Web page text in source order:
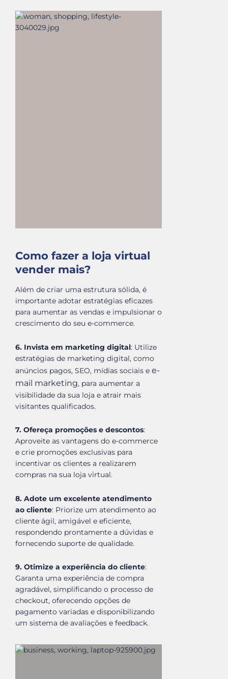
Como fazer a loja virtual
vender mais?
Além de criar uma estrutura sólida, é
importante adotar estratégias eficazes
para aumentar as vendas e impulsionar o
crescimento do seu e-commerce.
6. Invista em marketing digital: Utilize
estratégias de marketing digital, como
anúncios pagos, SEO, mídias sociais e e-
mail marketing, para aumentar a
visibilidade da sua loja e atrair mais
visitantes qualificados.
7. Ofereça promoções e descontos:
Aproveite as vantagens do e-commerce
e crie promoções exclusivas para
incentivar os clientes a realizarem
compras na sua loja virtual.
8. Adote um excelente atendimento
ao cliente: Priorize um atendimento ao
cliente ágil, amigável e eficiente,
respondendo prontamente a dúvidas e
fornecendo suporte de qualidade.
9. Otimize a experiência do cliente:
Garanta uma experiência de compra
agradável, simplificando o processo de
checkout, oferecendo opções de
pagamento variadas e disponibilizando
um sistema de avaliações e feedback.